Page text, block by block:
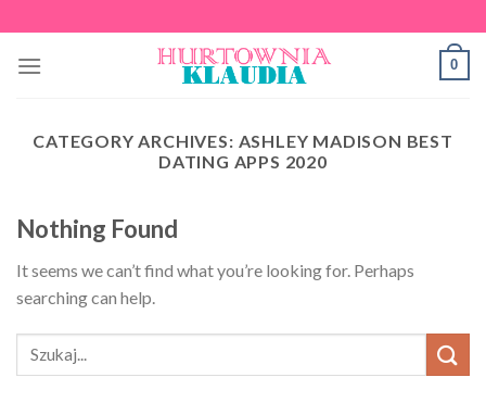
to
content
0
CATEGORY ARCHIVES: ASHLEY MADISON BEST
DATING APPS 2020
Nothing Found
It seems we can’t find what you’re looking for. Perhaps
searching can help.